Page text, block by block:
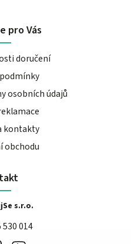
pro Vás
doručení
osobních údajů
kontakty
obchodu
s.r.o.
530 014